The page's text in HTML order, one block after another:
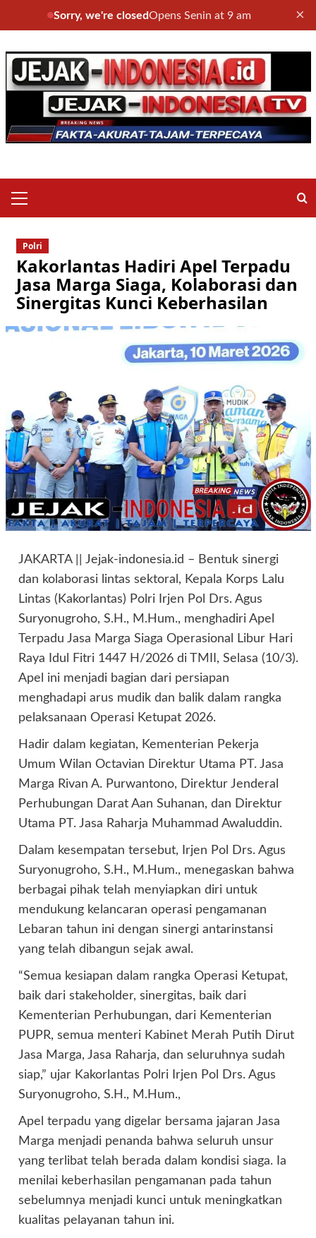
Sorry, we're closedOpens Senin at 9 am ×
to
content
Menu
Polri
Kakorlantas Hadiri Apel Terpadu
Jasa Marga Siaga, Kolaborasi dan
Sinergitas Kunci Keberhasilan
JAKARTA || Jejak-indonesia.id – Bentuk sinergi
dan kolaborasi lintas sektoral, Kepala Korps Lalu
Lintas (Kakorlantas) Polri Irjen Pol Drs. Agus
Suryonugroho, S.H., M.Hum., menghadiri Apel
Terpadu Jasa Marga Siaga Operasional Libur Hari
Raya Idul Fitri 1447 H/2026 di TMII, Selasa (10/3).
Apel ini menjadi bagian dari persiapan
menghadapi arus mudik dan balik dalam rangka
pelaksanaan Operasi Ketupat 2026.
Hadir dalam kegiatan, Kementerian Pekerja
Umum Wilan Octavian Direktur Utama PT. Jasa
Marga Rivan A. Purwantono, Direktur Jenderal
Perhubungan Darat Aan Suhanan, dan Direktur
Utama PT. Jasa Raharja Muhammad Awaluddin.
Dalam kesempatan tersebut, Irjen Pol Drs. Agus
Suryonugroho, S.H., M.Hum., menegaskan bahwa
berbagai pihak telah menyiapkan diri untuk
mendukung kelancaran operasi pengamanan
Lebaran tahun ini dengan sinergi antarinstansi
yang telah dibangun sejak awal.
“Semua kesiapan dalam rangka Operasi Ketupat,
baik dari stakeholder, sinergitas, baik dari
Kementerian Perhubungan, dari Kementerian
PUPR, semua menteri Kabinet Merah Putih Dirut
Jasa Marga, Jasa Raharja, dan seluruhnya sudah
siap,” ujar Kakorlantas Polri Irjen Pol Drs. Agus
Suryonugroho, S.H., M.Hum.,
Apel terpadu yang digelar bersama jajaran Jasa
Marga menjadi penanda bahwa seluruh unsur
yang terlibat telah berada dalam kondisi siaga. Ia
menilai keberhasilan pengamanan pada tahun
sebelumnya menjadi kunci untuk meningkatkan
kualitas pelayanan tahun ini.